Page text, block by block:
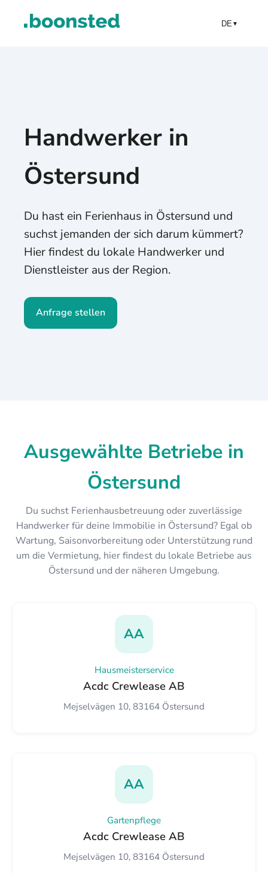
DE ▼
Handwerker in
Östersund
Du hast ein Ferienhaus in Östersund und
suchst jemanden der sich darum kümmert?
Hier findest du lokale Handwerker und
Dienstleister aus der Region.
Anfrage stellen
Ausgewählte Betriebe in
Östersund
Du suchst Ferienhausbetreuung oder zuverlässige
Handwerker für deine Immobilie in Östersund? Egal ob
Wartung, Saisonvorbereitung oder Unterstützung rund
um die Vermietung, hier findest du lokale Betriebe aus
Östersund und der näheren Umgebung.
AA
Hausmeisterservice
Acdc Crewlease AB
Mejselvägen 10, 83164 Östersund
AA
Gartenpflege
Acdc Crewlease AB
Mejselvägen 10, 83164 Östersund